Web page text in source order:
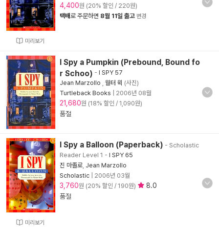
미리보기
4,400원 (20% 할인 / 220원)
택배로 주문하면 8월 11일 출고 변경
I Spy a Pumpkin (Prebound, Bound fo
r Schoo) - I SPY 57
Jean Marzollo
월터 윅 (사진)
Turtleback Books
2006년 08월
21,680원 (18% 할인 / 1,090원)
품절
미리보기
I Spy a Balloon (Paperback) - Scholastic
Reader Level 1 - I SPY 65
진 마졸로 Jean Marzollo
Scholastic
2006년 03월
3,760원 (20% 할인 / 190원)
8.0
품절